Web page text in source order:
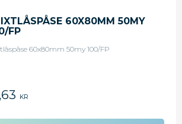
60X80MM 50MY
FP
60x80mm 50my 100/FP
KR